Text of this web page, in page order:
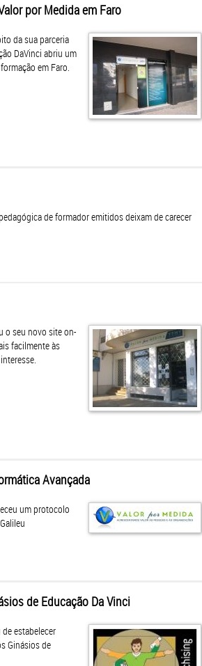
por Medida em Faro
da sua parceria
DaVinci abriu um
em Faro.
de formador emitidos deixam de carecer
o seu novo site on-
facilmente às
Avançada
um protocolo
de Educação Da Vinci
estabelecer
Ginásios de